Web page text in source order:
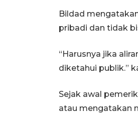
Bildad
pribadi dan tidak
“Harusnya jika
diketahui publik.”
Sejak awal
atau mengatakan